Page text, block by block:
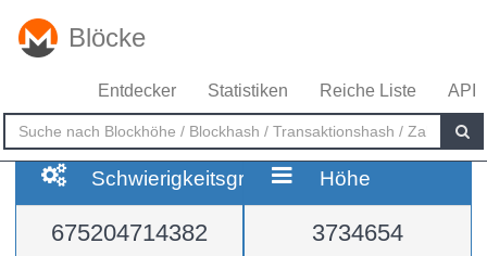
Blöcke
Entdecker Statistiken Reiche Liste API
Schwierigkeitsgrad
675204714382
Höhe
3734654